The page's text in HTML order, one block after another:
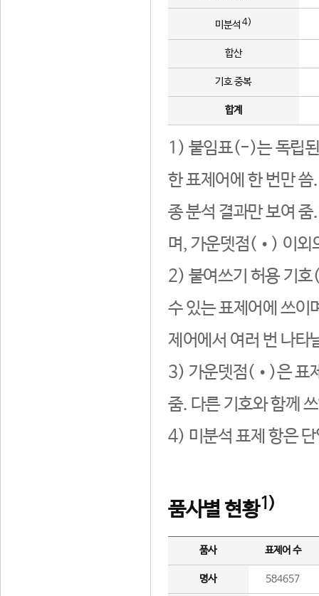
미분석 4)
합산
기호 중복
합계
1) 붙임표(-)는 독립된
한 표제어에 한 번만
종 분석 결과만 보여
며, 가운뎃점(•) 이외
2) 붙여쓰기 허용 기호
수 있는 표제어에 쓰이
제어에서 여러 번 나타
3) 가운뎃점(•)은 표
줌. 다른 기호와 함께
4) 미분석 표제 항은
품사별 현황1)
품사 표제어 수
명사 584657